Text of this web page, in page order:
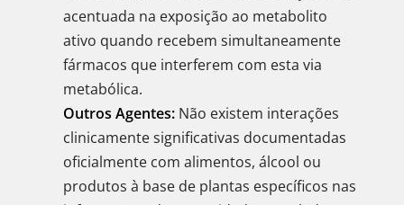
acentuada na exposição ao metabolito
ativo quando recebem simultaneamente
fármacos que interferem com esta via
metabólica.
Outros Agentes: Não existem interações
clinicamente significativas documentadas
oficialmente com alimentos, álcool ou
produtos à base de plantas específicos nas